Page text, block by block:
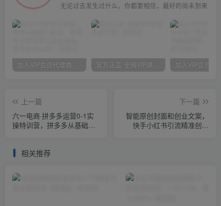
无论过去发生过什么，你都要相信，最好的尚未到来
加入VIP会员代理商，享90%的推广提成，免费学习多种网上创业课程，菜鸟秒变大神！ 官方正品 全网VIP课程 无损下载~
上一篇
六一电商·拼多多运营0-1实
操特训营，拼多多从基础到
下一篇
智能原创封面和创业文案，
快手小红书引流精准创业
相关推荐